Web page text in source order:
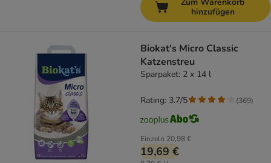
hinzufügen
Biokat's Micro Classic
Katzenstreu
Sparpaket: 2 x 14 l
Einzeln 20,98 €
19,69 €
Rating: 3.7/5 (369)